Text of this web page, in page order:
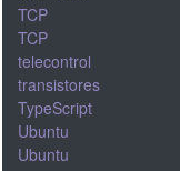
TCP
TCP
telecontrol
transistores
TypeScript
Ubuntu
Ubuntu